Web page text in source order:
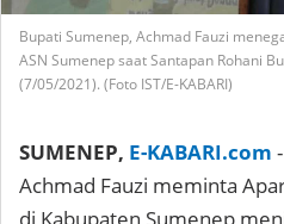
Bupati Sumenep, Achmad Fauzi
ASN Sumenep saat Santapan Rohani
(7/05/2021). (Foto IST/E-KABARI)
SUMENEP, E-KABARI.com
Achmad Fauzi meminta